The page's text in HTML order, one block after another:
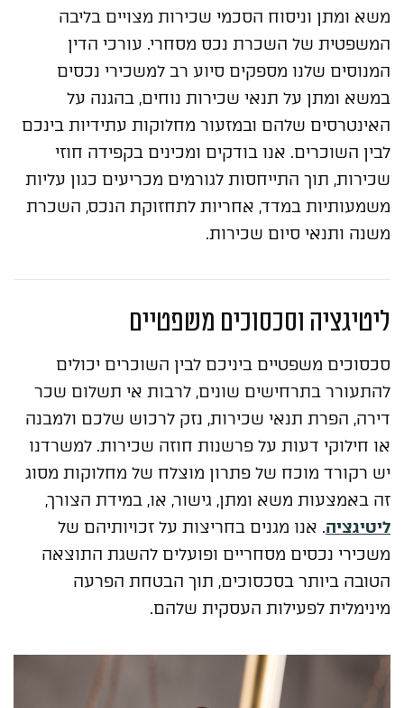
משא ומתן וניסוח הסכמי שכירות מצויים בליבה
המשפטית של השכרת נכס מסחרי. עורכי הדין
המנוסים שלנו מספקים סיוע רב למשכירי נכסים
במשא ומתן על תנאי שכירות נוחים, בהגנה על
האינטרסים שלהם ובמזעור מחלוקות עתידיות בינכם
לבין השוכרים. אנו בודקים ומכינים בקפידה חוזי
שכירות, תוך התייחסות לגורמים מכריעים כגון עליות
משמעותיות במדד, אחריות לתחזוקת הנכס, השכרת
משנה ותנאי סיום שכירות.
ליטיגציה וסכסוכים משפטיים
סכסוכים משפטיים ביניכם לבין השוכרים יכולים
להתעורר בתרחישים שונים, לרבות אי תשלום שכר
דירה, הפרת תנאי שכירות, נזק לרכוש שלכם ולמבנה
או חילוקי דעות על פרשנות חוזה שכירות. למשרדנו
יש רקורד מוכח של פתרון מוצלח של מחלוקות מסוג
זה באמצעות משא ומתן, גישור, או, במידת הצורך,
ליטיגציה. אנו מגנים בחריצות על זכויותיהם של
משכירי נכסים מסחריים ופועלים להשגת התוצאה
הטובה ביותר בסכסוכים, תוך הבטחת הפרעה
מינימלית לפעילות העסקית שלהם.